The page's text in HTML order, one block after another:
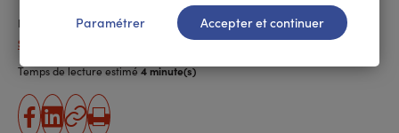
Publié le 27.01.2023
Solal Duchêne
Temps de lecture estimé4 minute(s)
Paramétrer Accepter et continuer